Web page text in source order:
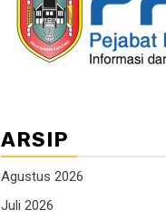
ARSIP
Agustus 2026
Juli 2026